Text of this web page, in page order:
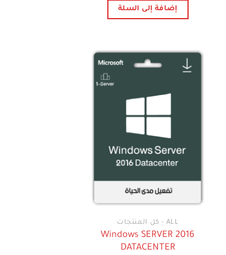
هو:
120 $.
هو:
إضافة إلى السلة
ALL - كل المنتجات
Windows SERVER 2016
DATACENTER